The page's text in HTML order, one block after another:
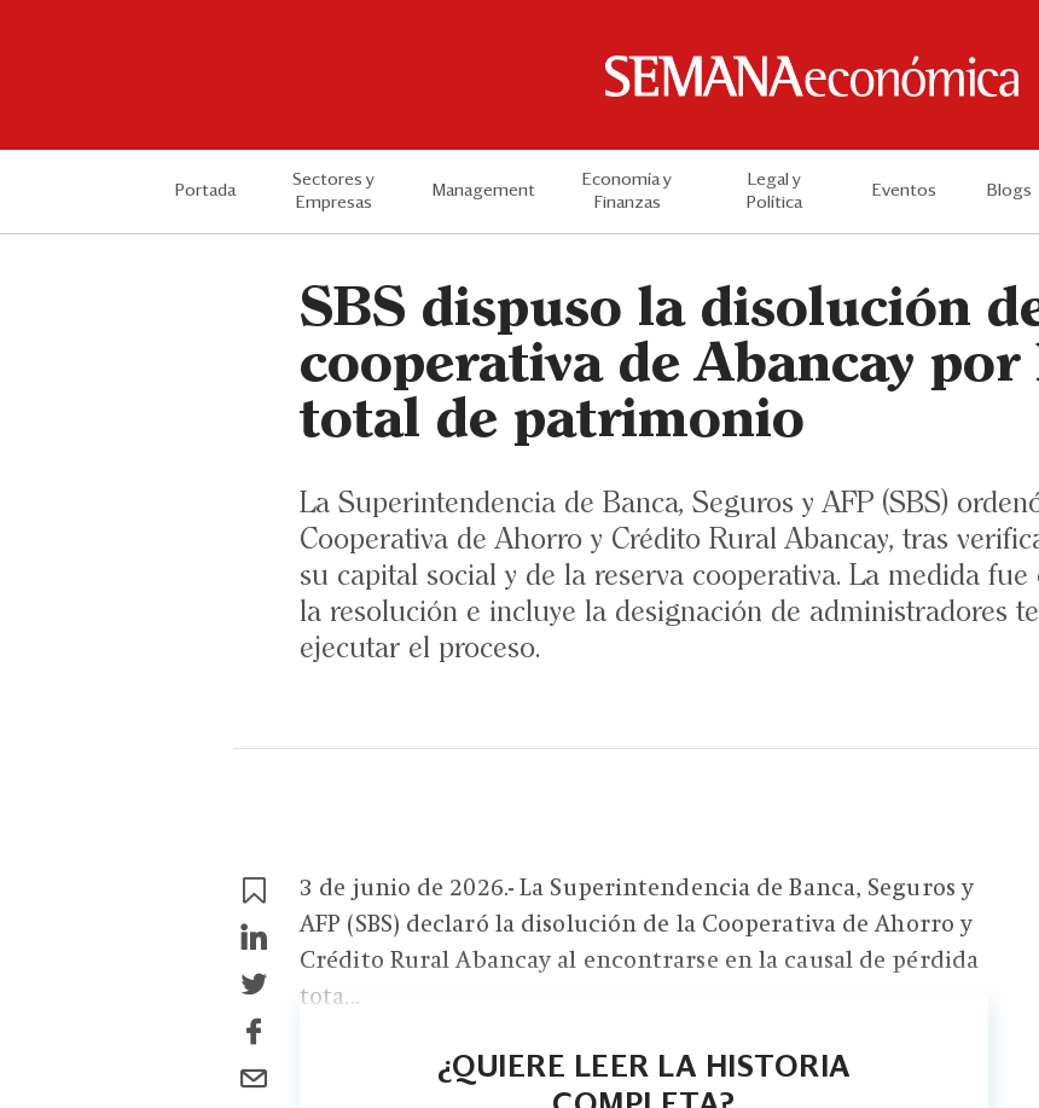
Portada
Sectores y
Empresas
Management
Economía y
Finanzas
Legal y
Política
Eventos Blogs
SBS dispuso la disolución
cooperativa de Abancay
total de patrimonio
La Superintendencia de Banca, Seguros y AFP (SBS)
Cooperativa de Ahorro y Crédito Rural Abancay, tras
su capital social y de la reserva cooperativa. La medida
la resolución e incluye la designación de administradores
ejecutar el proceso.
3 de junio de 2026.- La Superintendencia de Banca, Seguros y
AFP (SBS) declaró la disolución de la Cooperativa de Ahorro y
Crédito Rural Abancay al encontrarse en la causal de pérdida
tota...
¿QUIERE LEER LA HISTORIA